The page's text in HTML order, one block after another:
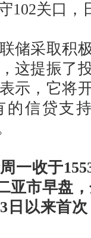
102关口，
采取积极
这提振了
示，它将
的信贷支
一收于
亚市早盘
日以来首